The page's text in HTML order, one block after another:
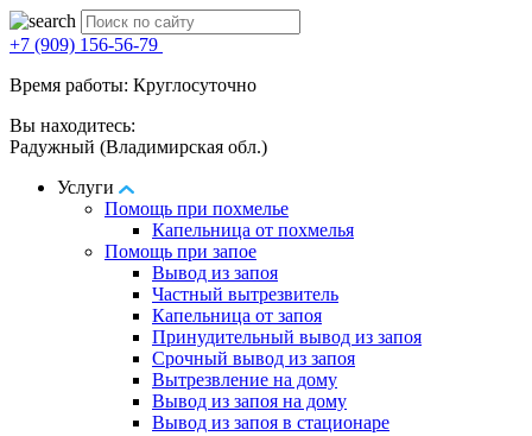
+7 (909) 156-56-79
Время работы: Круглосуточно
Вы находитесь:
Радужный (Владимирская обл.)
Услуги
Помощь при похмелье
Капельница от похмелья
Помощь при запое
Вывод из запоя
Частный вытрезвитель
Капельница от запоя
Принудительный вывод из запоя
Срочный вывод из запоя
Вытрезвление на дому
Вывод из запоя на дому
Вывод из запоя в стационаре